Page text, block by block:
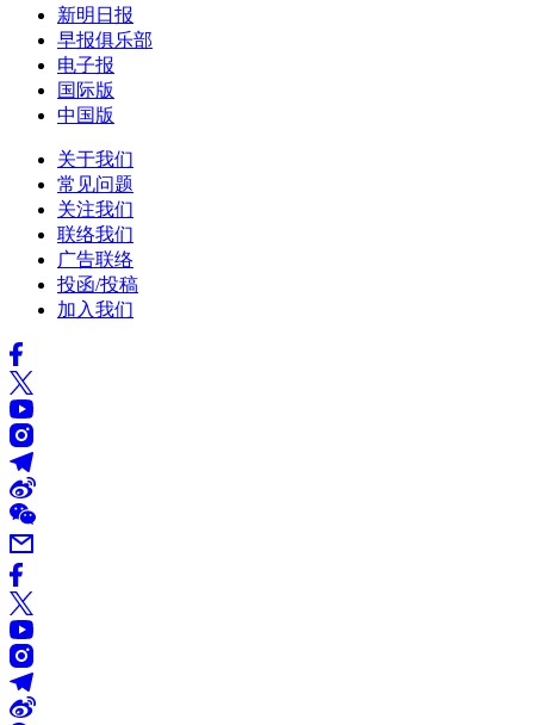
新明日报
早报俱乐部
电子报
国际版
中国版
关于我们
常见问题
关注我们
联络我们
广告联络
投函/投稿
加入我们